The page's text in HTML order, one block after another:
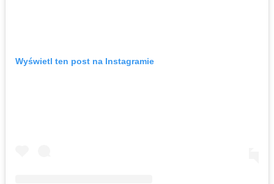
Wyświetl ten post na Instagramie